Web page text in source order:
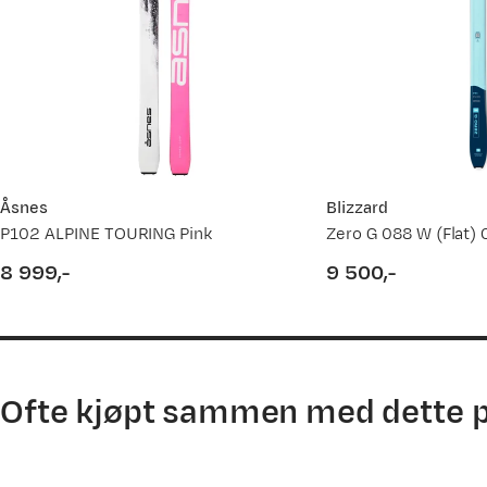
Tabellen er hentet fra Blizzard.
Personhøyde (cm)
127
132
147 135-145
Åsnes
P102 ALPINE TOURING Pink
8 999,-
Blizzard
Zero G 088 W (Flat)
9 500,-
Ofte kjøpt sammen med dette